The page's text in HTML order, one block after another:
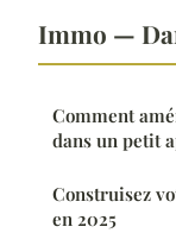
Immo —
Comment
dans un petit
Construisez
en 2025